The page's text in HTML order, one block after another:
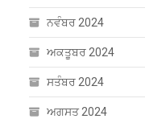
ਨਵੰਬਰ 2024
ਅਕਤੂਬਰ 2024
ਸਤੰਬਰ 2024
ਅਗਸਤ 2024